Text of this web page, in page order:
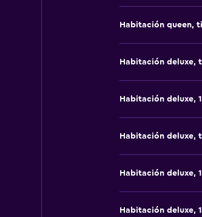
Habitación queen,
Habitación deluxe,
Habitación deluxe,
Habitación deluxe,
Habitación deluxe,
Habitación deluxe,